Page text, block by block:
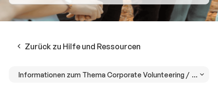
Zurück zu Hilfe und Ressourcen
Informationen zum Thema Corporate Volunteering /